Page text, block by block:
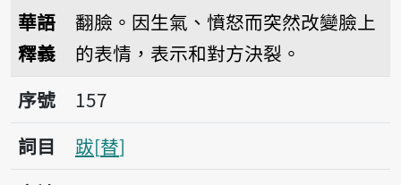
華語
釋義
翻臉。因生氣、憤怒而突然改變臉上
的表情，表示和對方決裂。
序號157跋
序號
157
詞目
跋 替